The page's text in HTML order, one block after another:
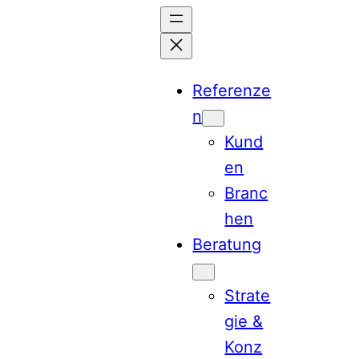
Referenze
n
Kund
en
Branc
hen
Beratung
Strate
gie &
Konz